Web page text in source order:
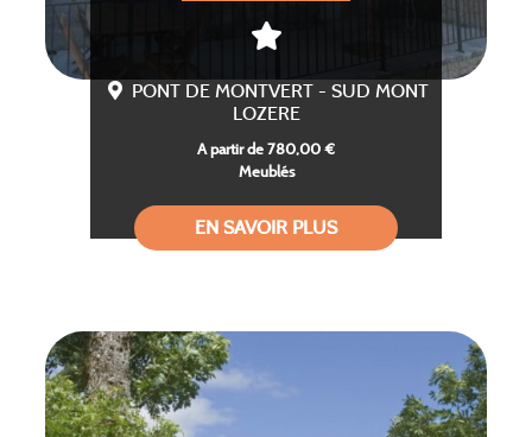
PONT DE MONTVERT - SUD MONT
LOZERE
A partir de 780,00 €
Meublés
EN SAVOIR PLUS